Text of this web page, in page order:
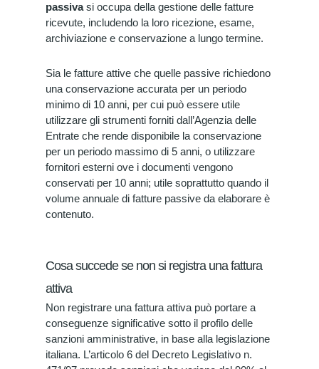
passivasi occupa della gestione delle fatture
ricevute, includendo la loro ricezione, esame,
archiviazione e conservazione a lungo termine.
Sia le fatture attive che quelle passive richiedono
una conservazione accurata per un periodo
minimo di 10 anni, per cui può essere utile
utilizzare gli strumenti forniti dall’Agenzia delle
Entrate che rende disponibile la conservazione
per un periodo massimo di 5 anni, o utilizzare
fornitori esterni ove i documenti vengono
conservati per 10 anni; utile soprattutto quando il
volume annuale di fatture passive da elaborare è
contenuto.
Cosa succede se non si registra una fattura
attiva
Non registrare una fattura attiva può portare a
conseguenze significative sotto il profilo delle
sanzioni amministrative, in base alla legislazione
italiana. L’articolo 6 del Decreto Legislativo n.